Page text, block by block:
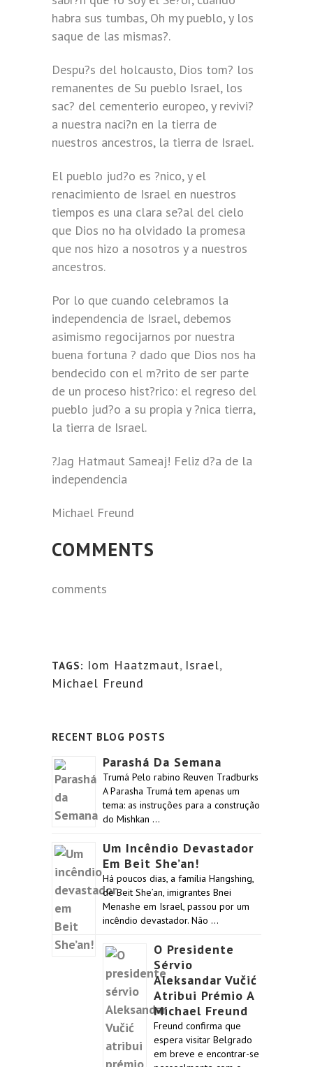
habra sus tumbas, Oh my pueblo, y los
saque de las mismas?.
Despu?s del holcausto, Dios tom? los
remanentes de Su pueblo Israel, los
sac? del cementerio europeo, y revivi?
a nuestra naci?n en la tierra de
nuestros ancestros, la tierra de Israel.
El pueblo jud?o es ?nico, y el
renacimiento de Israel en nuestros
tiempos es una clara se?al del cielo
que Dios no ha olvidado la promesa
que nos hizo a nosotros y a nuestros
ancestros.
Por lo que cuando celebramos la
independencia de Israel, debemos
asimismo regocijarnos por nuestra
buena fortuna ? dado que Dios nos ha
bendecido con el m?rito de ser parte
de un proceso hist?rico: el regreso del
pueblo jud?o a su propia y ?nica tierra,
la tierra de Israel.
?Jag Hatmaut Sameaj! Feliz d?a de la
independencia
Michael Freund
COMMENTS
comments
TAGS: Iom Haatzmaut, Israel,
Michael Freund
RECENT BLOG POSTS
Parashá Da Semana
Trumá Pelo rabino Reuven Tradburks
A Parasha Trumá tem apenas um
tema: as instruções para a construção
do Mishkan …
Um Incêndio Devastador
Em Beit She’an!
Há poucos dias, a família Hangshing,
de Beit She’an, imigrantes Bnei
Menashe em Israel, passou por um
incêndio devastador. Não …
O Presidente
Sérvio
Aleksandar Vučić
Atribui Prémio A
Michael Freund
Freund confirma que
espera visitar Belgrado
em breve e encontrar-se